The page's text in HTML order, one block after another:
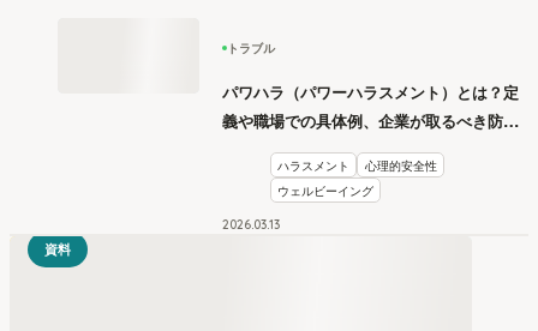
トラブル
パワハラ（パワーハラスメント）とは？定
義や職場での具体例、企業が取るべき防止
措置を学ぶ
ハラスメント
心理的安全性
ウェルビーイング
2026.0313
資料